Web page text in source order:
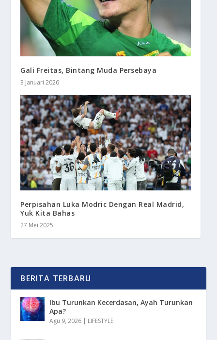
Gali Freitas, Bintang Muda Persebaya
3 Januari 2026
Perpisahan Luka Modric Dengan Real Madrid,
Yuk Kita Bahas
27 Mei 2025
BERITA TERBARU
Ibu Turunkan Kecerdasan, Ayah Turunkan
Apa?
Agu 9, 2026 | LIFESTYLE